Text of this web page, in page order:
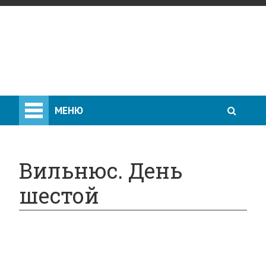
МЕНЮ
Вильнюс. День
шестой